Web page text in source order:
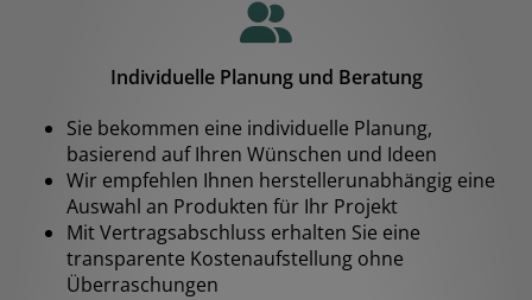
Individuelle Planung und Beratung
Sie bekommen eine individuelle Planung,
basierend auf Ihren Wünschen und Ideen
Wir empfehlen Ihnen herstellerunabhängig eine
Auswahl an Produkten für Ihr Projekt
Mit Vertragsabschluss erhalten Sie eine
transparente Kostenaufstellung ohne
Überraschungen